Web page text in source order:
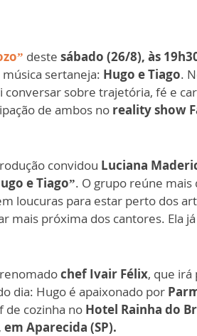
deste sábado (26/8), às
sertaneja: Hugo e Tiago.
conversar sobre trajetória, fé e
de ambos no reality show
convidou Luciana
e Tiago”. O grupo reúne mais
loucuras para estar perto dos
mais próxima dos cantores. Ela
chef Ivair Félix, que irá
dia: Hugo é apaixonado por
de cozinha no Hotel Rainha do
Aparecida (SP).